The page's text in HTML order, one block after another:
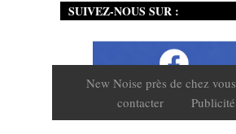
SUIVEZ-NOUS SUR :
New Noise près de chez vous
contacter
Publicité